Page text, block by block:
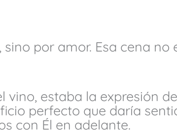
por amor. Esa cena no
vino, estaba la expresión
perfecto que daría
con Él en adelante.